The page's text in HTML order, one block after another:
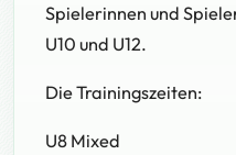
Spielerinnen und
U10 und U12.
Die Trainingszeiten:
U8 Mixed